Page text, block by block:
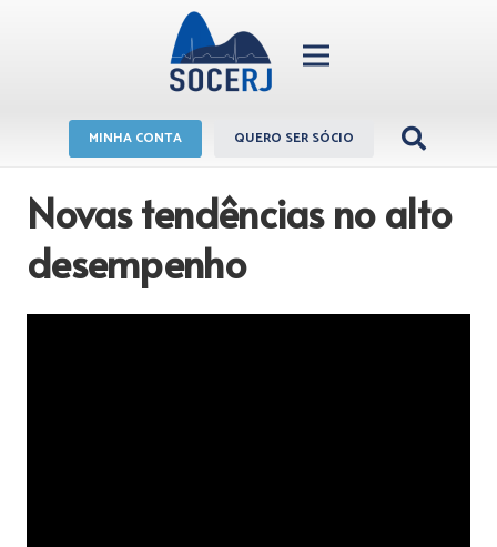
MINHA CONTA QUERO SER SÓCIO
Novas tendências no alto
desempenho